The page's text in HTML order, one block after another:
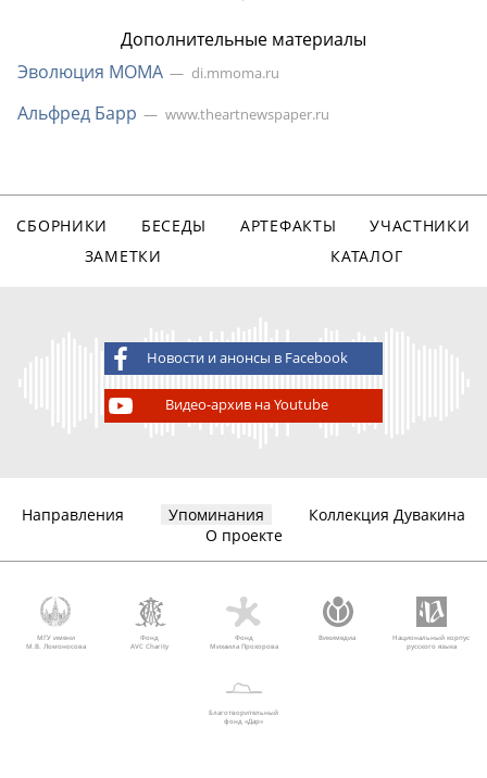
Дополнительные материалы
Эволюция МОМА
di.mmoma.ru
Альфред Барр www.theartnewspaper.ru
СБОРНИКИ БЕСЕДЫ АРТЕФАКТЫ
УЧАСТНИКИ
ЗАМЕТКИ
КАТАЛОГ
Новости и анонсы в Facebook
Видео-архив на Youtube
Направления Упоминания
Коллекция Дувакина
О проекте
МГУ имени
М.В. Ломоносова
Фонд
AVC Charity
Фонд
Михаила Прохорова
Викимедиа
Национальный корпус
русского языка
Благотворительный
фонд «Дар»